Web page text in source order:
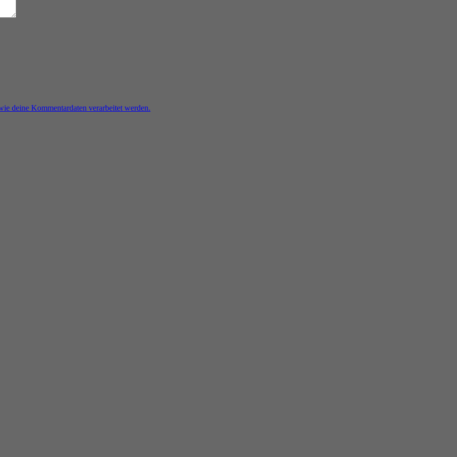
deine Kommentardaten verarbeitet werden.